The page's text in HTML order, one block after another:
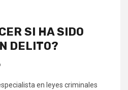
SI HA SIDO
DELITO?
en leyes criminales